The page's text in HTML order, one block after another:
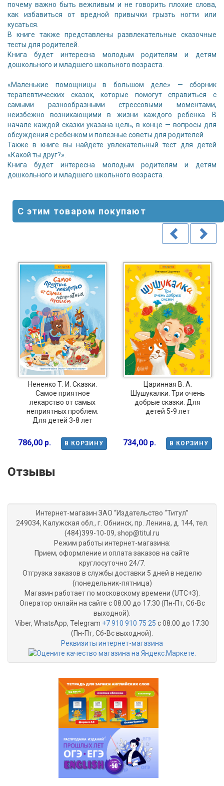
почему важно быть вежливым и не говорить плохие слова,
как избавиться от вредной привычки грызть ногти или
кусаться.
В книге также представлены развлекательные сказочные
тесты для родителей.
Книга будет интересна молодым родителям и детям
дошкольного и младшего школьного возраста.
«Маленькие помощницы в большом деле» — сборник
терапевтических сказок, которые помогут справиться с
самыми разнообразными стрессовыми моментами,
неизбежно возникающими в жизни каждого ребёнка. В
начале каждой сказки указана цель, в конце — вопросы для
обсуждения с ребёнком и полезные советы для родителей.
Также в книге вы найдёте увлекательный тест для детей
«Какой ты друг?».
Книга будет интересна молодым родителям и детям
дошкольного и младшего школьного возраста.
С этим товаром покупают
Нененко Т. И. Сказки.
Самое приятное
лекарство от самых
неприятных проблем.
Для детей 3-8 лет
В КОРЗИНУ
786,00 р.
Царинная В. А.
Шушукалки. Три очень
добрые сказки. Для
детей 5-9 лет
В КОРЗИНУ
734,00 р.
Отзывы
Интернет-магазин ЗАО “Издательство “Титул”
249034, Калужская обл., г. Обнинск, пр. Ленина, д. 144, тел.
(484)399-10-09, shop@titul.ru
Режим работы интернет-магазина:
Прием, оформление и оплата заказов на сайте
круглосуточно 24/7.
Отгрузка заказов в службы доставки 5 дней в неделю
(понедельник-пятница)
Магазин работает по московскому времени (UTC+3).
Оператор онлайн на сайте с 08:00 до 17:30 (Пн-Пт, Сб-Вс
выходной).
Viber, WhatsApp, Telegram +7 910 910 75 25 с 08:00 до 17:30
(Пн-Пт, Сб-Вс выходной).
Реквизиты интернет-магазина